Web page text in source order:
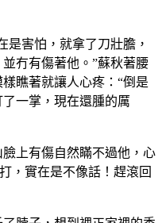
是害怕，就拿了刀壯膽，
冇有傷著他。”蘇秋著腰
瞧著就讓人心疼：“倒是
了一掌，現在還腫的厲
上有傷自然瞞不過他，心
，實在是不像話！趕滾回